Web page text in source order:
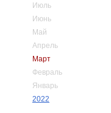
Июль
Июнь
Май
Апрель
Март
Февраль
Январь
2022